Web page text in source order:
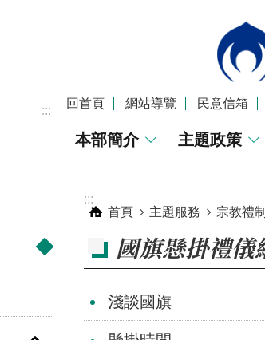
:::
回首頁 網站導覽 民意信箱
本部簡介 主題政策
:::
首頁
主題服務 宗教禮
國旗懸掛禮儀
淺談國旗